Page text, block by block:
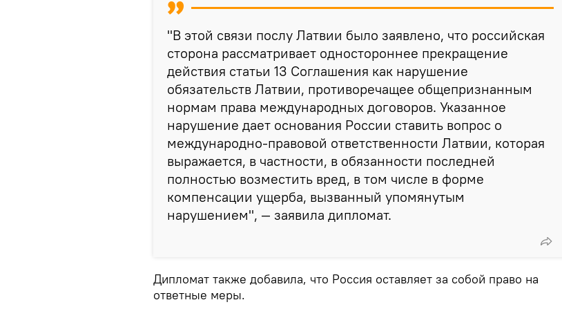
"В этой связи послу Латвии было заявлено, что российская
сторона рассматривает одностороннее прекращение
действия статьи 13 Соглашения как нарушение
обязательств Латвии, противоречащее общепризнанным
нормам права международных договоров. Указанное
нарушение дает основания России ставить вопрос о
международно-правовой ответственности Латвии, которая
выражается, в частности, в обязанности последней
полностью возместить вред, в том числе в форме
компенсации ущерба, вызванный упомянутым
нарушением", — заявила дипломат.
Дипломат также добавила, что Россия оставляет за собой право на
ответные меры.